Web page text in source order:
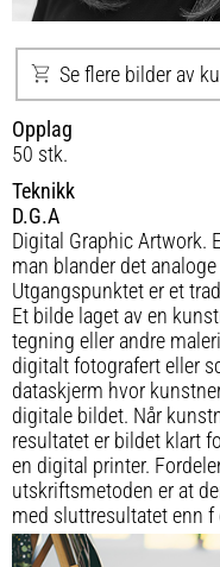
Se flere bilder av
Opplag
50 stk.
Teknikk
D.G.A
Digital Graphic Artwork.
man blander det
Utgangspunktet er et
Et bilde laget av en
tegning eller andre
digitalt fotografert eller
dataskjerm hvor
digitale bildet. Når
resultatet er bildet klart
en digital printer.
utskriftsmetoden er at
med sluttresultatet enn